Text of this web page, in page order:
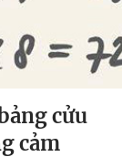
cửu
cảm